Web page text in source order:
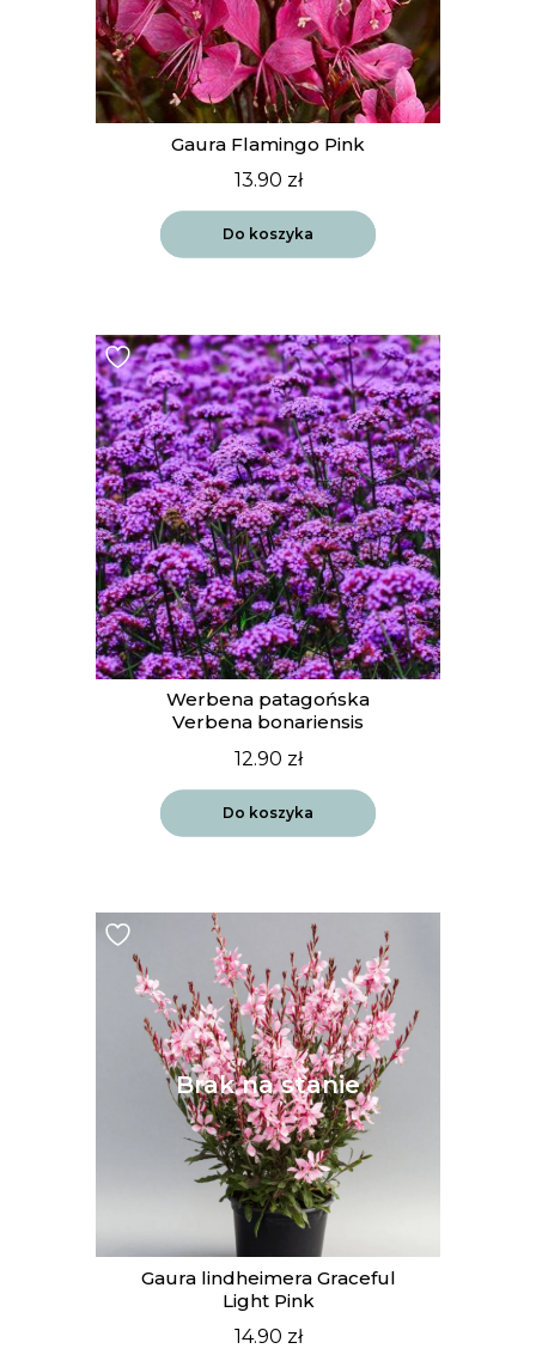
Gaura Flamingo Pink
13.90 zł
Do koszyka
Werbena patagońska
Verbena bonariensis
12.90 zł
Do koszyka
Gaura lindheimera Graceful
Light Pink
14.90 zł